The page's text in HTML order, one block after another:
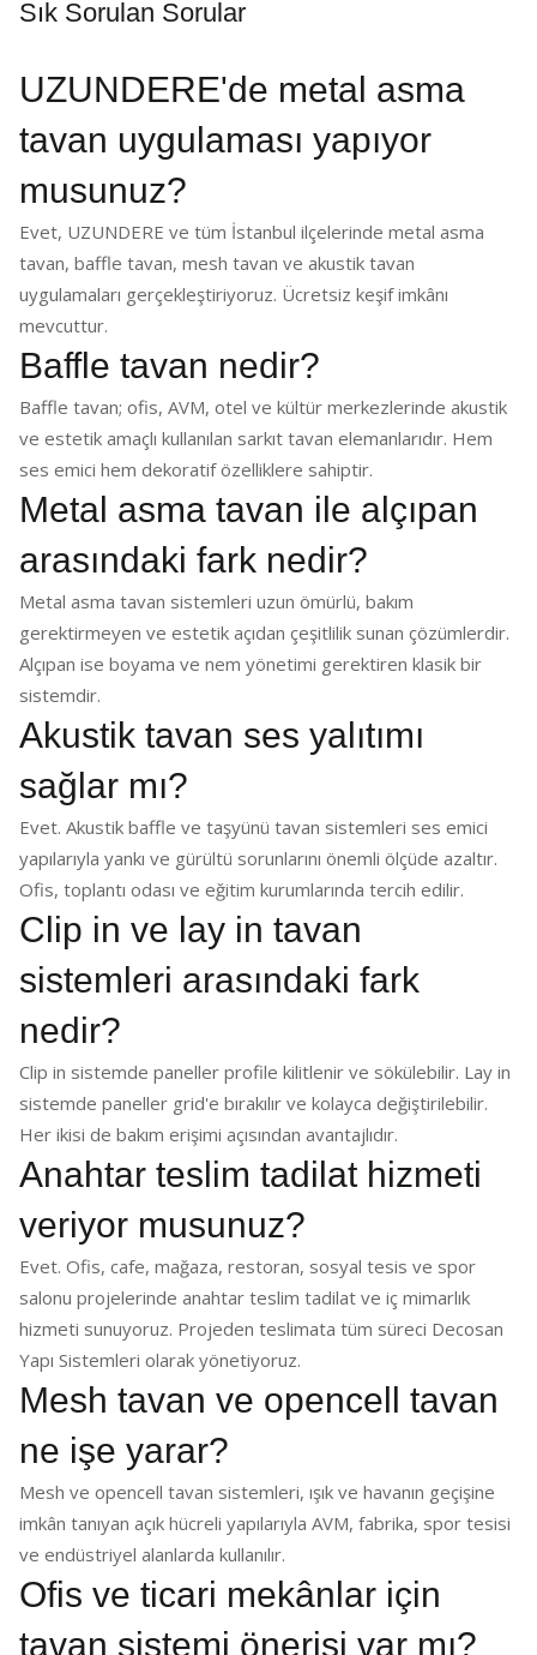
Sık Sorulan Sorular
UZUNDERE'de metal asma
tavan uygulaması yapıyor
musunuz?
Evet, UZUNDERE ve tüm İstanbul ilçelerinde metal asma
tavan, baffle tavan, mesh tavan ve akustik tavan
uygulamaları gerçekleştiriyoruz. Ücretsiz keşif imkânı
mevcuttur.
Baffle tavan nedir?
Baffle tavan; ofis, AVM, otel ve kültür merkezlerinde akustik
ve estetik amaçlı kullanılan sarkıt tavan elemanlarıdır. Hem
ses emici hem dekoratif özelliklere sahiptir.
Metal asma tavan ile alçıpan
arasındaki fark nedir?
Metal asma tavan sistemleri uzun ömürlü, bakım
gerektirmeyen ve estetik açıdan çeşitlilik sunan çözümlerdir.
Alçıpan ise boyama ve nem yönetimi gerektiren klasik bir
sistemdir.
Akustik tavan ses yalıtımı
sağlar mı?
Evet. Akustik baffle ve taşyünü tavan sistemleri ses emici
yapılarıyla yankı ve gürültü sorunlarını önemli ölçüde azaltır.
Ofis, toplantı odası ve eğitim kurumlarında tercih edilir.
Clip in ve lay in tavan
sistemleri arasındaki fark
nedir?
Clip in sistemde paneller profile kilitlenir ve sökülebilir. Lay in
sistemde paneller grid'e bırakılır ve kolayca değiştirilebilir.
Her ikisi de bakım erişimi açısından avantajlıdır.
Anahtar teslim tadilat hizmeti
veriyor musunuz?
Evet. Ofis, cafe, mağaza, restoran, sosyal tesis ve spor
salonu projelerinde anahtar teslim tadilat ve iç mimarlık
hizmeti sunuyoruz. Projeden teslimata tüm süreci Decosan
Yapı Sistemleri olarak yönetiyoruz.
Mesh tavan ve opencell tavan
ne işe yarar?
Mesh ve opencell tavan sistemleri, ışık ve havanın geçişine
imkân tanıyan açık hücreli yapılarıyla AVM, fabrika, spor tesisi
ve endüstriyel alanlarda kullanılır.
Ofis ve ticari mekânlar için
tavan sistemi önerisi var mı?